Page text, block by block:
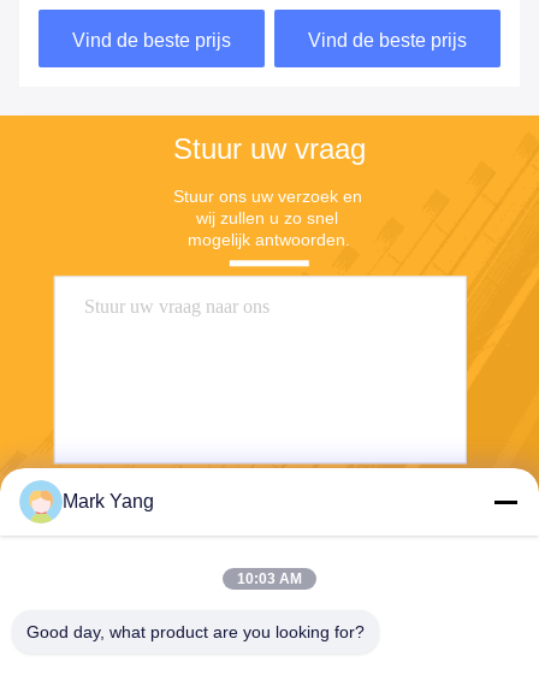
Vind de beste prijs
Geïsoleerde Glas/Douane
Aangemaakt Glas
Vind de beste prijs
Stuur uw vraag
Stuur ons uw verzoek en
wij zullen u zo snel
mogelijk antwoorden.
Mark Yang
10:03 AM
Good day, what product are you looking for?